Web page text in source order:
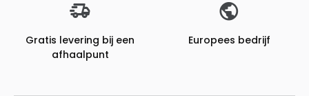
Gratis levering bij een
afhaalpunt
Europees bedrijf